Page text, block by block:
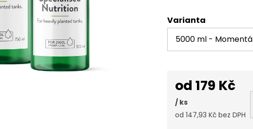
Varianta
od 179 Kč
/ ks
od 147,93 Kč bez DPH